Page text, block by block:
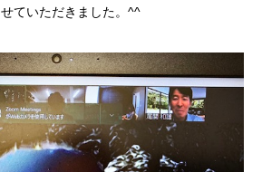
ていただきました。^^